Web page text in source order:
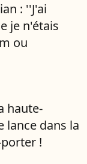
: ''J'ai
je n'étais
ou
haute-
lance dans la
!